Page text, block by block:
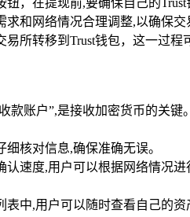
，在提现前,要确保自己的Trust
和网络情况合理调整,以确保交
所转移到Trust钱包，这一过程
款账户”,是接收加密货币的关键。
核对信息,确保准确无误。
速度,用户可以根据网络情况进
中,用户可以随时查看自己的资